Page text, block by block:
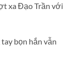
xa Đạo Trần với
bọn hắn vẫn